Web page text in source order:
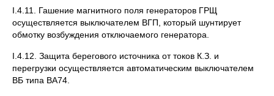
I.4.11. Гашение магнитного поля генераторов ГРЩ
осуществляется выключателем ВГП, который шунтирует
обмотку возбуждения отключаемого генератора.
I.4.12. Защита берегового источника от токов К.З. и
перегрузки осуществляется автоматическим выключателем
ВБ типа ВА74.